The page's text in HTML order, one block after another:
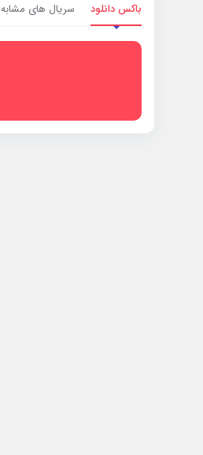
باکس دانلود سریال های مشابه